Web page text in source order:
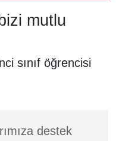
mutlu
sınıf öğrencisi
destek